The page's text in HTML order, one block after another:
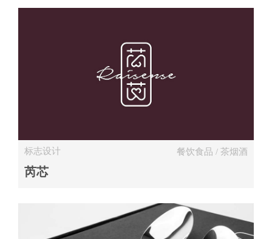
标志设计 餐饮食品 / 茶烟酒
芮芯